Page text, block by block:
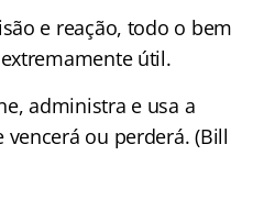
e reação, todo o bem
útil.
administra e usa a
ou perderá. (Bill